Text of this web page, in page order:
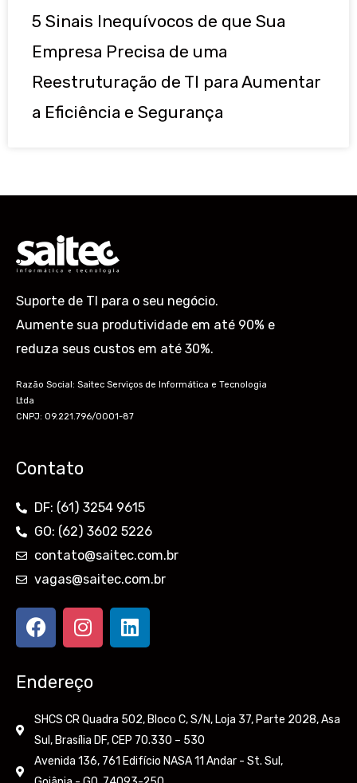
5 Sinais Inequívocos de que Sua
Empresa Precisa de uma
Reestruturação de TI para Aumentar
a Eficiência e Segurança
Suporte de TI para o seu negócio.
Aumente sua produtividade em até 90% e
reduza seus custos em até 30%.
Razão Social: Saitec Serviços de Informática e Tecnologia
Ltda
CNPJ: 09.221.796/0001-87
Contato
DF: (61) 3254 9615
GO: (62) 3602 5226
contato@saitec.com.br
vagas@saitec.com.br
F
a
e
o
o
k
I
n
t
g
r
a
m
L
i
d
i
n
Endereço
SHCS CR Quadra 502, Bloco C, S/N, Loja 37, Parte 2028, Asa
Sul, Brasília DF, CEP 70.330 – 530
Avenida 136, 761 Edifício NASA 11 Andar - St. Sul,